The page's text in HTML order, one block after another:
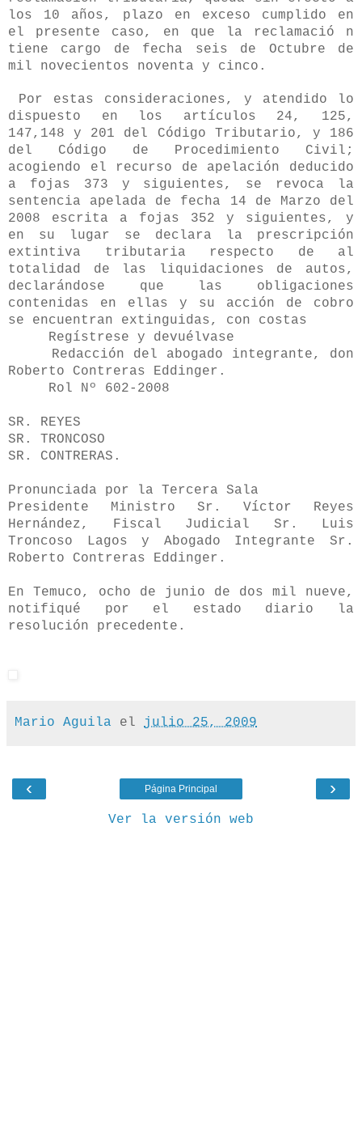
los 10 años, plazo en exceso cumplido en
el presente caso, en que la reclamació n
tiene cargo de fecha seis de Octubre de
mil novecientos noventa y cinco.
Por estas consideraciones, y atendido lo
dispuesto en los artículos 24, 125,
147,148 y 201 del Código Tributario, y 186
del Código de Procedimiento Civil;
acogiendo el recurso de apelación deducido
a fojas 373 y siguientes, se revoca la
sentencia apelada de fecha 14 de Marzo del
2008 escrita a fojas 352 y siguientes, y
en su lugar se declara la prescripción
extintiva tributaria respecto de al
totalidad de las liquidaciones de autos,
declarándose que las obligaciones
contenidas en ellas y su acción de cobro
se encuentran extinguidas, con costas
Regístrese y devuélvase
Redacción del abogado integrante, don
Roberto Contreras Eddinger.
Rol Nº 602-2008
SR. REYES
SR. TRONCOSO
SR. CONTRERAS.
Pronunciada por la Tercera Sala
Presidente Ministro Sr. Víctor Reyes
Hernández, Fiscal Judicial Sr. Luis
Troncoso Lagos y Abogado Integrante Sr.
Roberto Contreras Eddinger.
En Temuco, ocho de junio de dos mil nueve,
notifiqué por el estado diario la
resolución precedente.
Mario Aguila el julio 25, 2009
‹ ›
Página Principal
Ver la versión web